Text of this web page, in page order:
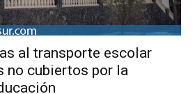
al transporte escolar
no cubiertos por la